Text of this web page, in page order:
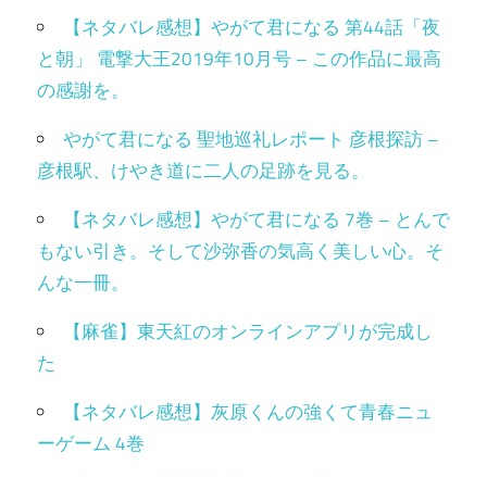
【ネタバレ感想】やがて君になる 第44話「夜
と朝」 電撃大王2019年10月号 – この作品に最高
の感謝を。
やがて君になる 聖地巡礼レポート 彦根探訪 –
彦根駅、けやき道に二人の足跡を見る。
【ネタバレ感想】やがて君になる 7巻 – とんで
もない引き。そして沙弥香の気高く美しい心。そ
んな一冊。
【麻雀】東天紅のオンラインアプリが完成し
た
【ネタバレ感想】灰原くんの強くて青春ニュ
ーゲーム 4巻